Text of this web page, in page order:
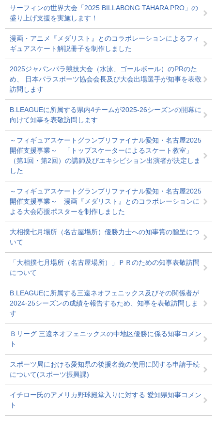
サーフィンの世界大会「2025 BILLABONG TAHARA PRO」の
盛り上げ支援を実施します！
漫画・アニメ『メダリスト』とのコラボレーションによるフィ
ギュアスケート解説冊子を制作しました
2025ジャパンパラ競技大会（水泳、ゴールボール）のPRのた
め、 日本パラスポーツ協会会長及び大会出場選手が知事を表敬
訪問します
B.LEAGUEに所属する県内4チームが2025-26シーズンの開幕に
向けて知事を表敬訪問します
～フィギュアスケートグランプリファイナル愛知・名古屋2025
開催支援事業～ 「トップスケーターによるスケート教室」
（第1回・第2回）の講師及びエキシビション出演者が決定しま
した
～フィギュアスケートグランプリファイナル愛知・名古屋2025
開催支援事業～ 漫画『メダリスト』とのコラボレーションに
よる大会応援ポスターを制作しました
大相撲七月場所（名古屋場所）優勝力士への知事賞の贈呈につ
いて
「大相撲七月場所（名古屋場所）」ＰＲのための知事表敬訪問
について
B.LEAGUEに所属する三遠ネオフェニックス及びその関係者が
2024-25シーズンの成績を報告するため、知事を表敬訪問しま
す
Ｂリーグ 三遠ネオフェニックスの中地区優勝に係る知事コメン
ト
スポーツ局における愛知県の後援名義の使用に関する申請手続
について(スポーツ振興課)
イチロー氏のアメリカ野球殿堂入りに対する 愛知県知事コメン
ト